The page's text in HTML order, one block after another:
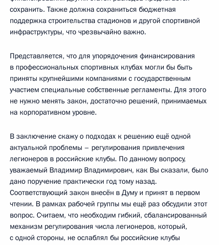
сохранить. Также должна сохраниться бюджетная
поддержка строительства стадионов и другой спортивной
инфраструктуры, что чрезвычайно важно.
Представляется, что для упорядочения финансирования
в профессиональных спортивных клубах могли бы быть
приняты крупнейшими компаниями с государственным
участием специальные собственные регламенты. Для этого
не нужно менять закон, достаточно решений, принимаемых
на корпоративном уровне.
В заключение скажу о подходах к решению ещё одной
актуальной проблемы – регулирования привлечения
легионеров в российские клубы. По данному вопросу,
уважаемый Владимир Владимирович, как Вы сказали, было
дано поручение практически год тому назад.
Соответствующий закон внесён в Думу и принят в первом
чтении. В рамках рабочей группы мы ещё раз обсудили этот
вопрос. Считаем, что необходим гибкий, сбалансированный
механизм регулирования числа легионеров, который,
с одной стороны, не ослаблял бы российские клубы